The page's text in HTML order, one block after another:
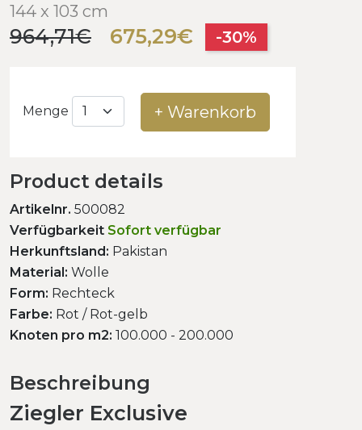
144 x 103 cm
964,71€ 675,29€ -30%
Menge + Warenkorb
Product details
Artikelnr. 500082
Verfügbarkeit Sofort verfügbar
Herkunftsland: Pakistan
Material: Wolle
Form: Rechteck
Farbe: Rot / Rot-gelb
Knoten pro m2: 100.000 - 200.000
Beschreibung
Ziegler Exclusive